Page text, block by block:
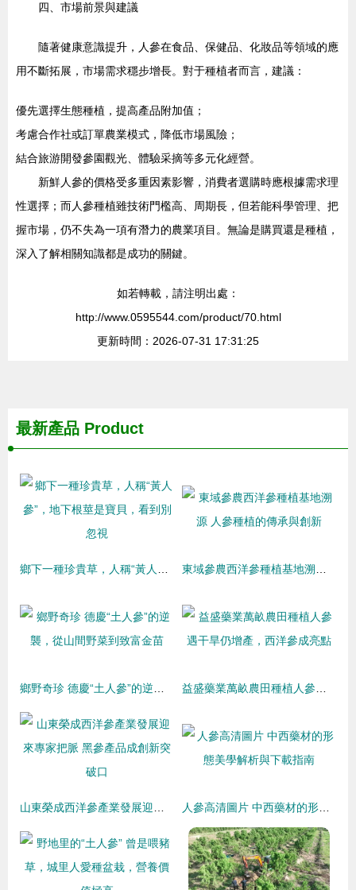
四、市場前景與建議
隨著健康意識提升，人參在食品、保健品、化妝品等領域的應
用不斷拓展，市場需求穩步增長。對于種植者而言，建議：
優先選擇生態種植，提高產品附加值；
考慮合作社或訂單農業模式，降低市場風險；
結合旅游開發參園觀光、體驗采摘等多元化經營。
新鮮人參的價格受多重因素影響，消費者選購時應根據需求理
性選擇；而人參種植雖技術門檻高、周期長，但若能科學管理、把
握市場，仍不失為一項有潛力的農業項目。無論是購買還是種植，
深入了解相關知識都是成功的關鍵。
如若轉載，請注明出處：
http://www.0595544.com/product/70.html
更新時間：2026-07-31 17:31:25
最新產品 Product